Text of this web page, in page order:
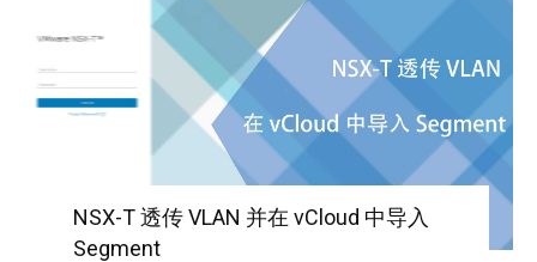
NSX-T 透传 VLAN 并在 vCloud 中导入
Segment